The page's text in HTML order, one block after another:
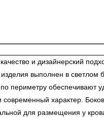
и дизайнерский
выполнен в светлом
периметру обеспечивают
современный характер.
для размещения у